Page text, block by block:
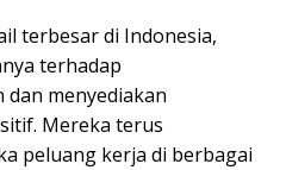
terbesar di Indonesia,
terhadap
menyediakan
Mereka terus
peluang kerja di berbagai